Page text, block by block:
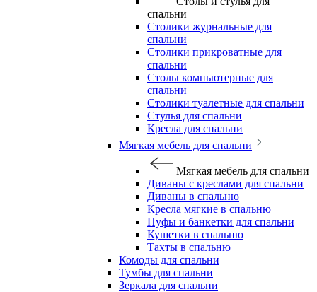
спальни
Столики журнальные для
спальни
Столики прикроватные для
спальни
Столы компьютерные для
спальни
Столики туалетные для спальни
Стулья для спальни
Кресла для спальни
Мягкая мебель для спальни
Мягкая мебель для спальни
Диваны с креслами для спальни
Диваны в спальню
Кресла мягкие в спальню
Пуфы и банкетки для спальни
Кушетки в спальню
Тахты в спальню
Комоды для спальни
Тумбы для спальни
Зеркала для спальни